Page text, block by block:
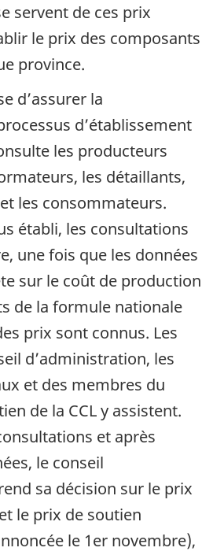
servent de ces prix
le prix des composants
province.
d’assurer la
d’établissement
les producteurs
les détaillants,
les consommateurs.
établi, les consultations
une fois que les données
sur le coût de production
de la formule nationale
prix sont connus. Les
d’administration, les
et des membres du
de la CCL y assistent.
et après
le conseil
sa décision sur le prix
le prix de soutien
le 1er novembre),